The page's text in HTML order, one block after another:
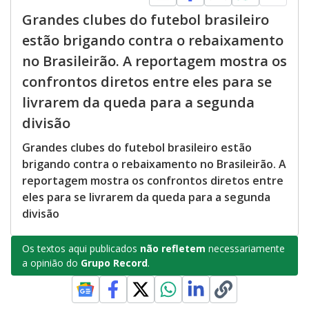
Grandes clubes do futebol brasileiro
estão brigando contra o rebaixamento
no Brasileirão. A reportagem mostra os
confrontos diretos entre eles para se
livrarem da queda para a segunda
divisão
Grandes clubes do futebol brasileiro estão
brigando contra o rebaixamento no Brasileirão. A
reportagem mostra os confrontos diretos entre
eles para se livrarem da queda para a segunda
divisão
Os textos aqui publicados não refletem necessariamente
a opinião do Grupo Record.